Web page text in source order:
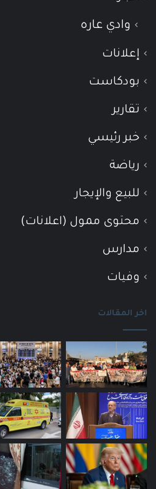
وادي عاره
إعلانات
بودكاست
تقارير
خبر رئيسي
رياضة
للبيع والإيجار
محتوى ممول (اعلانات)
مدارس
وفيات
اخر المقالات